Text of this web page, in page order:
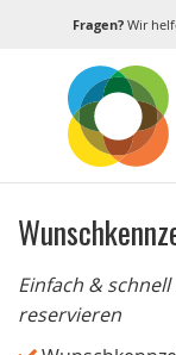
Fragen?Wir
Einfach &
reservieren